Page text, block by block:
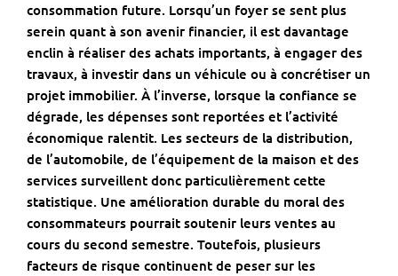
consommation future. Lorsqu’un foyer se sent plus
serein quant à son avenir financier, il est davantage
enclin à réaliser des achats importants, à engager des
travaux, à investir dans un véhicule ou à concrétiser un
projet immobilier. À l’inverse, lorsque la confiance se
dégrade, les dépenses sont reportées et l’activité
économique ralentit. Les secteurs de la distribution,
de l’automobile, de l’équipement de la maison et des
services surveillent donc particulièrement cette
statistique. Une amélioration durable du moral des
consommateurs pourrait soutenir leurs ventes au
cours du second semestre. Toutefois, plusieurs
facteurs de risque continuent de peser sur les